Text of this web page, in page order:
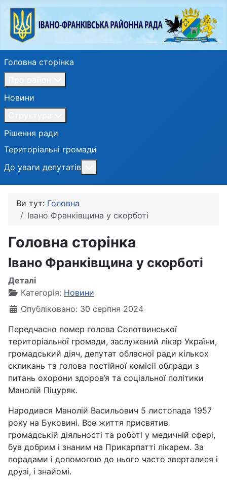
Головна сторінка
Новини
Рішення ради
Територіальні громади
До уваги депутатів
Ви тут: Головна
Івано Франківщина у скорботі
Головна сторінка
Івано Франківщина у скорботі
Деталі
Категорія: Новини
Опубліковано: 30 серпня 2024
Передчасно помер голова Солотвинської
територіальної громади, заслужений лікар України,
громадський діяч, депутат обласної ради кількох
скликань та голова постійної комісії облради з
питань охорони здоров’я та соціальної політики
Манолій Піцуряк.
Народився Манолій Васильович 5 листопада 1957
року на Буковині. Все життя присвятив
громадській діяльності та роботі у медичній сфері,
був добрим і знаним на Прикарпатті лікарем. За
порадами і допомогою до нього часто зверталися і
друзі, і знайомі.